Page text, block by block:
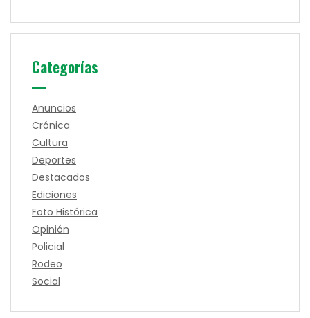
Categorías
Anuncios
Crónica
Cultura
Deportes
Destacados
Ediciones
Foto Histórica
Opinión
Policial
Rodeo
Social